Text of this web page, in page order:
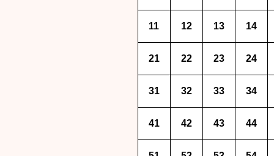
11 12 13 14
21 22 23 24
31 32 33 34
41 42 43 44